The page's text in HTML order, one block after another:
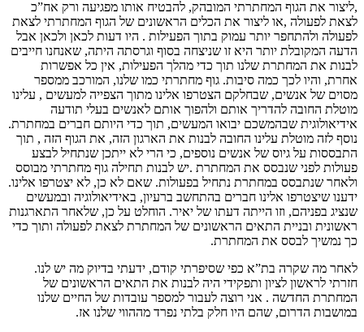
,ליצור את הגוף המחתרתי המובהק, להבטיח אותו מפגיעה ורק אח”כ
לצאת לפעולה ,או ליצור את הכלים הראשונים של הגוף המחתרתי לצאת
לפעולה ולהתחפר יותר עמוק בתוך הפעילות . היו דעות לכאן ולכאן אבל
הדעה המקובלת יותר היא זו שניצחה בסוף וגרסתה היתה, שאנחנו חייבים
לבנות את המחתרת שלנו תוך כדי מהלך הפעילות, אין כל אפשרות
אחרת, והיו לכך כמה סיבות. גוף מחתרתי כמו שלנו, המורכב ממספר
מסוים של אנשים, שבחלקם הצטרפו אלינו מתוך הצפייה למעשים , עלינו
מוטלת החובה להדריך אותם ולהפוך אותם לאנשים בעלי תודעה
אידיאולוגית שבהמשכם יבואו המעשים, תוך כדי היותם חברים במחתרת.
נוסף לזה מוטלת עלינו החובה לבנות את הארגון הזה, את הגוף הזה , תוך
התבססות על גיוס של אנשים נוספים, כי הרי לא ייתכן שנתחיל לבצע
פעולות לפני שנבסס את המחתרת .יש לבנות תחילה גוף מחתרתי מבוסס
ולאחר שנתבסס במחתרת נתחיל בפעולות. שאם לא כן, לא יצטרפו אלינו.
ידענו שיצטרפו אלינו חברים בהתחשב ברעיון, באידיאולוגיה ובמעשים
שנציג בפניהם, וזו הייתה דעתו של יאיר. הוחלט על כן, שלאחר התארגנות
ראשונית ובניית התאים הראשונים של המחתרת לצאת לפעולה ותוך כדי
כך נמשיך לבסס את המחתרת.
לאחר מה שקרה בת”א כפי שסיפרתי קודם, ידעתי בדיוק מה יש לנו.
חזרתי לראשון לציון ותפקידי היה לבנות את התאים הראשונים של
המחתרת החדשה . אני רוצה לעבור למספר עובדות של החיים שלנו
במושבות הדרום, שהם היו חלק בלתי נפרד מההווי שלנו אז.